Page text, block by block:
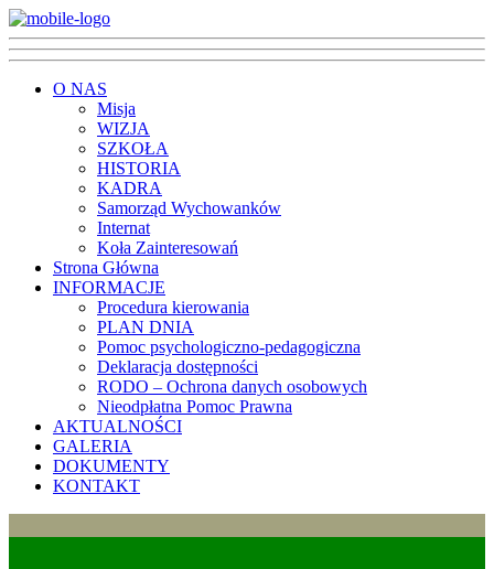
O NAS
Misja
WIZJA
SZKOŁA
HISTORIA
KADRA
Samorząd Wychowanków
Internat
Koła Zainteresowań
Strona Główna
INFORMACJE
Procedura kierowania
PLAN DNIA
Pomoc psychologiczno-pedagogiczna
Deklaracja dostępności
RODO – Ochrona danych osobowych
Nieodpłatna Pomoc Prawna
AKTUALNOŚCI
GALERIA
DOKUMENTY
KONTAKT